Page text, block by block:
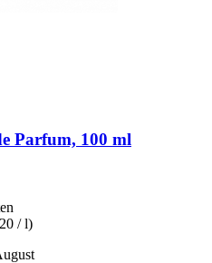
Parfum, 100 ml
/ l)